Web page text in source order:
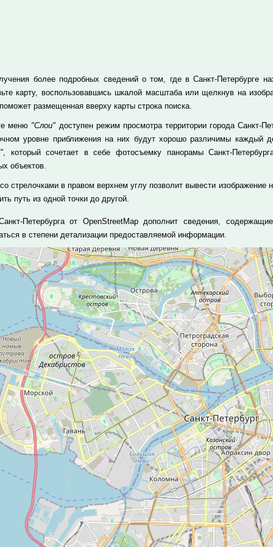
более подробных сведений о том, где в Санкт-Петербурге
карту, воспользовавшись шкалой масштаба или щелкнув на
размещенная вверху карты строка поиска.
меню "Слои" доступен режим просмотра территории города Санкт-
уровне приближения на них будут хорошо различимы каждый
, который сочетает в себе фотосъемку панорамы Санкт-
объектов.
стрелочками в правом верхнем углу позволит вывести изображение
путь из одной точки до другой.
Петербурга от OpenStreetMap дополнит сведения,
в степени детализации предоставляемой информации.